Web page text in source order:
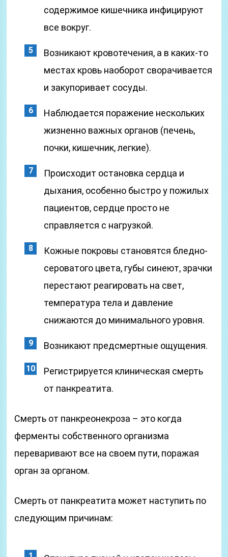
содержимое кишечника инфицируют
все вокруг.
Возникают кровотечения, а в каких-то
местах кровь наоборот сворачивается
и закупоривает сосуды.
Наблюдается поражение нескольких
жизненно важных органов (печень,
почки, кишечник, легкие).
Происходит остановка сердца и
дыхания, особенно быстро у пожилых
пациентов, сердце просто не
справляется с нагрузкой.
Кожные покровы становятся бледно-
сероватого цвета, губы синеют, зрачки
перестают реагировать на свет,
температура тела и давление
снижаются до минимального уровня.
Возникают предсмертные ощущения.
Регистрируется клиническая смерть
от панкреатита.
Смерть от панкреонекроза – это когда
ферменты собственного организма
переваривают все на своем пути, поражая
орган за органом.
Смерть от панкреатита может наступить по
следующим причинам: